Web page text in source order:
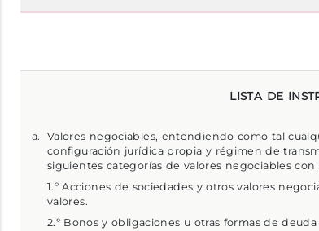
LISTA DE
Valores negociables, entendiendo como tal
configuración jurídica propia y régimen de
siguientes categorías de valores negociables
1.º Acciones de sociedades y otros valores
valores.
2.º Bonos y obligaciones u otras formas de